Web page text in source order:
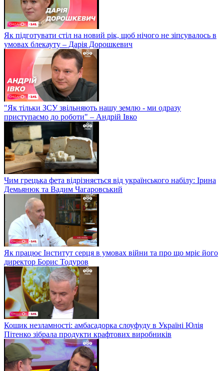
Як підготувати стіл на новий рік, щоб нічого не зіпсувалось в
умовах блекауту – Дарія Дорошкевич
"Як тільки ЗСУ звільняють нашу землю - ми одразу
приступаємо до роботи" – Андрій Івко
Чим грецька фета відрізняється від українського набілу: Ірина
Демьянюк та Вадим Чагаровський
Як працює Інститут серця в умовах війни та про що мріє його
директор Борис Тодуров
Кошик незламності: амбасадорка слоуфуду в Україні Юлія
Пітенко зібрала продукти крафтових виробників